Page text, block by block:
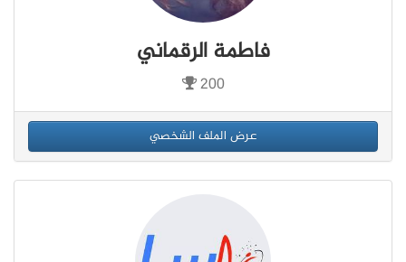
فاطمة الرقماني
200
عرض الملف الشخصي